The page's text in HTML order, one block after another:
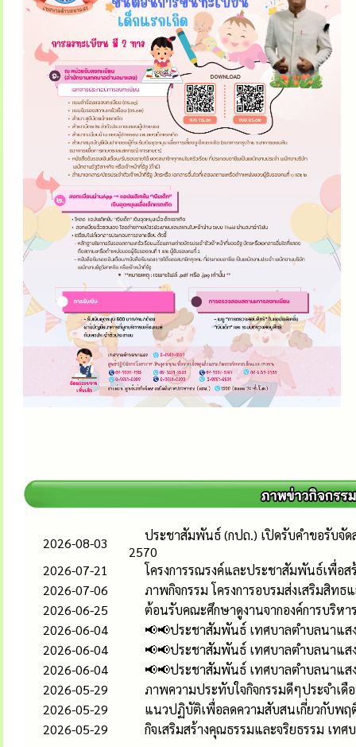
2026-08-03
ประชาสัมพันธ์ (กปถ.) เปิดรับคำขอรับจั
2570
2026-07-21
โครงการรณรงค์และประชาสัมพันธ์เพื่อ
2026-07-06
ภาพกิจกรรม โครงการอบรมส่งเสริมสิท
2026-06-25
ต้อนรับคณะศึกษาดูงานจากองค์การบริหา
2026-06-04
📢📢ประชาสัมพันธ์ เทศบาลตำบลนาแส
2026-06-04
📢📢ประชาสัมพันธ์ เทศบาลตำบลนาแส
2026-06-04
📢📢ประชาสัมพันธ์ เทศบาลตำบลนาแส
2026-05-29
ภาพความประทับใจกิจกรรมดีๆประจำเ
2026-05-29
แนวปฏิบัติเพื่อลดความสับสนเกี่ยวกับพฤ
2026-05-29
กิจเสริมสร้างคุณธรรมและจริยธรรม เท